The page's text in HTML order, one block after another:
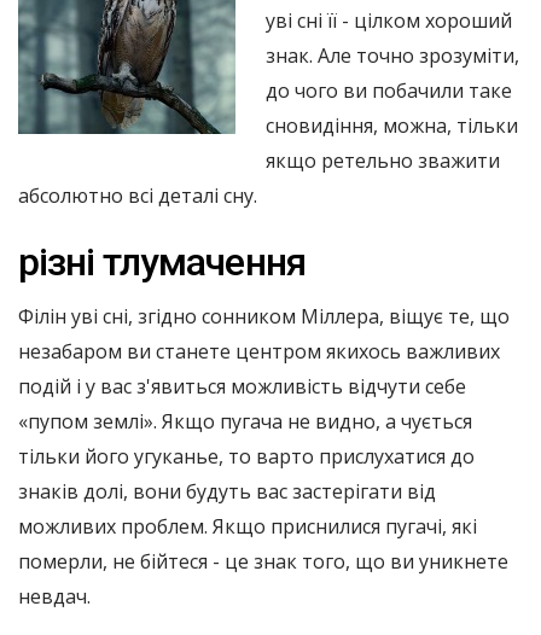
уві сні її - цілком хороший
знак. Але точно зрозуміти,
до чого ви побачили таке
сновидіння, можна, тільки
якщо ретельно зважити
абсолютно всі деталі сну.
різні тлумачення
Філін уві сні, згідно сонником Міллера, віщує те, що
незабаром ви станете центром якихось важливих
подій і у вас з'явиться можливість відчути себе
«пупом землі». Якщо пугача не видно, а чується
тільки його угуканье, то варто прислухатися до
знаків долі, вони будуть вас застерігати від
можливих проблем. Якщо приснилися пугачі, які
померли, не бійтеся - це знак того, що ви уникнете
невдач.